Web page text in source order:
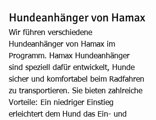
Hundeanhänger von Hamax
Wir führen verschiedene
Hundeanhänger von Hamax im
Programm. Hamax Hundeanhänger
sind speziell dafür entwickelt, Hunde
sicher und komfortabel beim Radfahren
zu transportieren. Sie bieten zahlreiche
Vorteile: Ein niedriger Einstieg
erleichtert dem Hund das Ein- und